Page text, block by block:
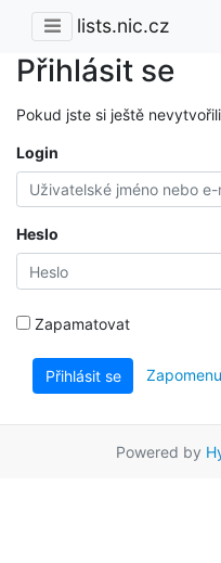
lists.nic.cz
Přihlásit se
Pokud jste si ještě
Login
Heslo
Zapamatovat
Přihlásit se
Powered by